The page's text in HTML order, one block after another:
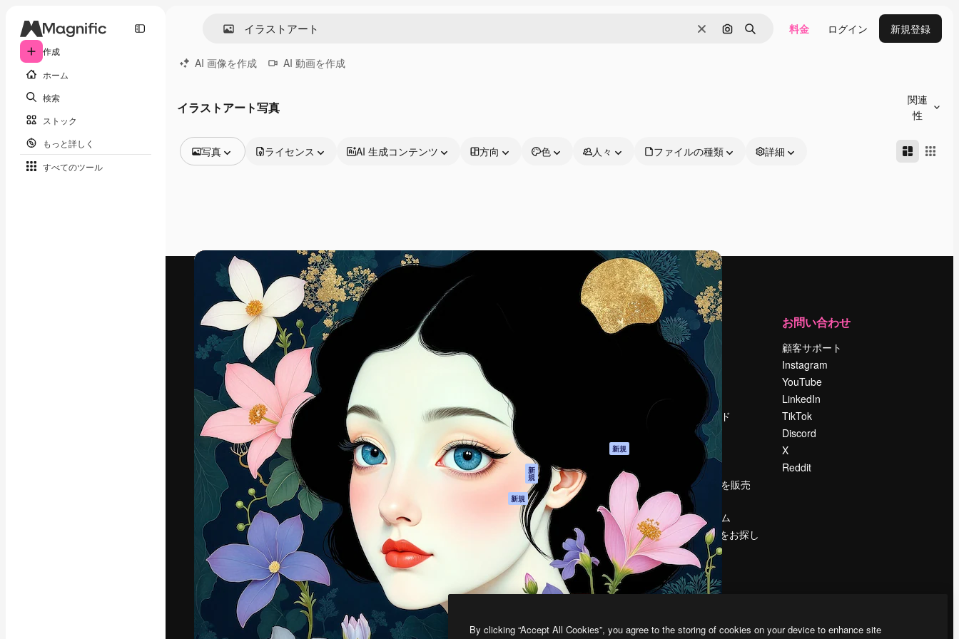
作成
ホーム
検索
ストック
もっと詳しく
すべてのツール
消去 画像で検索
検索 料金 ログイン 新規登録
AI 画像を作成 AI 動画を作成
イラストアート写真
関連
性
写真
動画
映像素材
モーショングラフィックス
動画テンプレート
アイコン
3D モデル
フォント
ライセンス AI 生成コンテンツ 方向 色 人々 ファイルの種類 詳細
最高のクリエイティブ制作を導くためのプラ
ットフォーム。クリエイター、企業、代理
店、スタジオを含む100万人以上が利用して
います。
日本語
Spaces
AI アシスタント
AI 画像生成ツール
AI 動画生成ツール
AI 音声合成ツール
ストックコンテン
ツ
Claude/ChatGPT
向けMCP
新
規
新規
すべてのMagnificツ
はじめに
新規
クッキーポリシー
トラストセンター
アフィリエイト
運営
料金
会社概要
Reviews
検索トレンド
ブログ
イベント
Slidesgo
コンテンツを販売
する
プレスルーム
magnific.aiをお探し
ですか？
お問い合わせ
顧客サポート
Instagram
YouTube
LinkedIn
TikTok
Discord
X
Reddit
Copyright © 2010-2026 Freepik Company S.L.U.無断複写・転載を禁じます
By clicking “Accept All Cookies”, you agree to the storing of cookies on your device to enhance site